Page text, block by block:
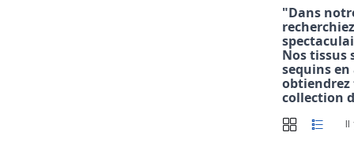
"Dans
Nos tissus
sequins
obtiendrez
collection
Il